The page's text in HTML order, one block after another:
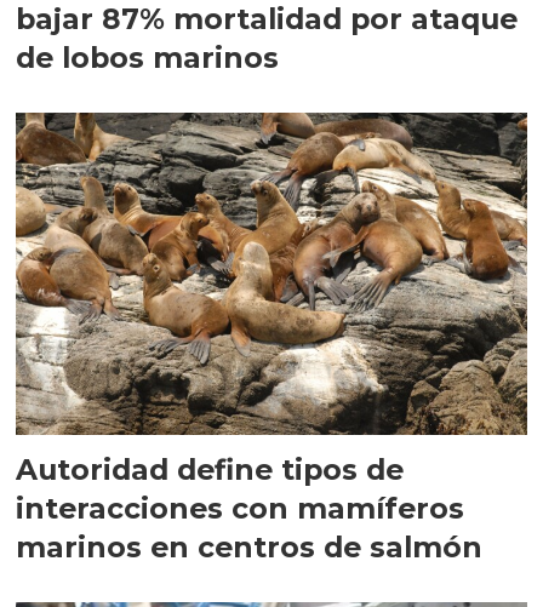
bajar 87% mortalidad por ataque
de lobos marinos
Autoridad define tipos de
interacciones con mamíferos
marinos en centros de salmón